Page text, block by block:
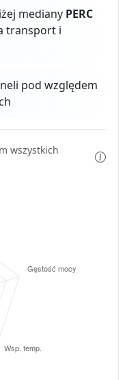
mediany PERC
transport i
pod względem
wszystkich